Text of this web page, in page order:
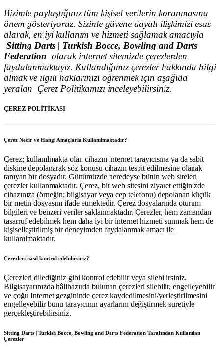
Bizimle paylaştığınız tüm kişisel verilerin korunmasına
önem gösteriyoruz. Sizinle güvene dayalı ilişkimizi esas
alarak, en iyi kullanım ve hizmeti sağlamak amacıyla
Sitting Darts | Turkish Bocce, Bowling and Darts
Federation olarak internet sitemizde çerezlerden
faydalanmaktayız. Kullandığımız çerezler hakkında bilgi
almak ve ilgili haklarınızı öğrenmek için aşağıda
yeralan Çerez Politikamızı inceleyebilirsiniz.
ÇEREZ POLİTİKASI
Çerez Nedir ve Hangi Amaçlarla Kullanılmaktadır?
Çerez; kullanılmakta olan cihazın internet tarayıcısına ya da sabit
diskine depolanarak söz konusu cihazın tespit edilmesine olanak
tanıyan bir dosyadır. Günümüzde neredeyse bütün web siteleri
çerezler kullanmaktadır. Çerez, bir web sitesini ziyaret ettiğinizde
cihazınıza (örneğin; bilgisayar veya cep telefonu) depolanan küçük
bir metin dosyasını ifade etmektedir. Çerez dosyalarında oturum
bilgileri ve benzeri veriler saklanmaktadır. Çerezler, hem zamandan
tasarruf edebilmek hem daha iyi bir internet hizmeti sunmak hem de
kişiselleştirilmiş bir deneyimden faydalanmak amacı ile
kullanılmaktadır.
Çerezleri nasıl kontrol edebilirsiniz?
Çerezleri dilediğiniz gibi kontrol edebilir veya silebilirsiniz.
Bilgisayarınızda hâlihazırda bulunan çerezleri silebilir, engelleyebilir
ve çoğu Internet gezgininde çerez kaydedilmesini/yerleştirilmesini
engelleyebilir bunu tarayıcının ayarlarını değiştirmek suretiyle
gerçekleştirebilirsiniz.
Sitting Darts | Turkish Bocce, Bowling and Darts Federation Tarafından Kullanılan
Çerezler